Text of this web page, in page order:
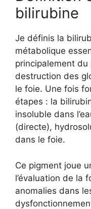
bilirubine
Je définis la
métabolique
principalement
destruction des
le foie. Une fois
étapes : la
insoluble dans
(directe),
dans le foie.
Ce pigment joue
l’évaluation de la
anomalies dans